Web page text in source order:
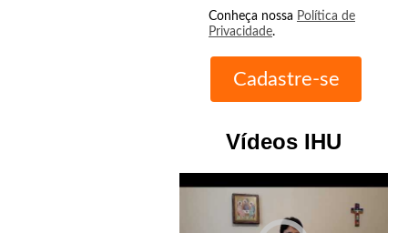
Conheça nossa Política de
Privacidade.
Vídeos IHU